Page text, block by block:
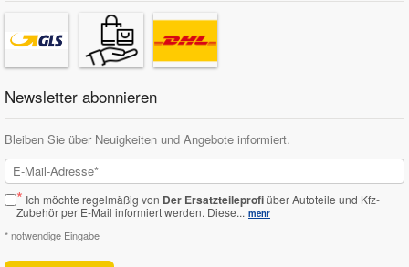
Newsletter abonnieren
Bleiben Sie über Neuigkeiten und Angebote informiert.
* Ich möchte regelmäßig von Der Ersatzteileprofiüber Autoteile und Kfz-
Zubehör per E-Mail informiert werden. Diese... mehr
* notwendige Eingabe